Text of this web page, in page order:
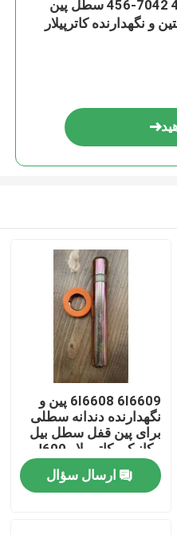
4567043 456-7042 سطل پین
و نگهدارنده کاترپیلار
6I6608 6I6609 پین و
نگهدارنده دندانه سطلی
برای پین قفل سطل بیل
مکانیکی کاترپیلار J600
ارسال سؤال